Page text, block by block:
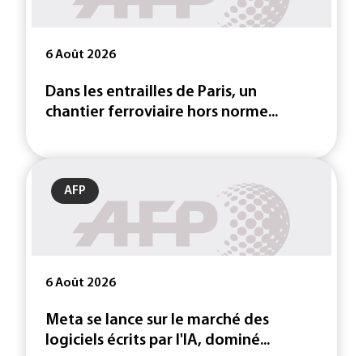
6 Août 2026
Dans les entrailles de Paris, un
chantier ferroviaire hors norme...
AFP
6 Août 2026
Meta se lance sur le marché des
logiciels écrits par l'IA, dominé...